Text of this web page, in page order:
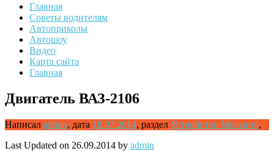
Главная
Советы водителям
Автоприколы
Автошоу
Видео
Карта сайта
Главная
Двигатель ВАЗ-2106
Написал admin, дата 18.07.2014, раздел Устройство Москвич,
Last Updated on 26.09.2014 by admin